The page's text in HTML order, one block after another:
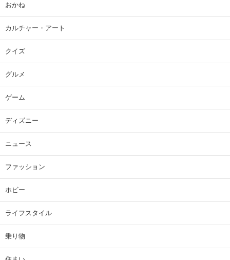
おかね
カルチャー・アート
クイズ
グルメ
ゲーム
ディズニー
ニュース
ファッション
ホビー
ライフスタイル
乗り物